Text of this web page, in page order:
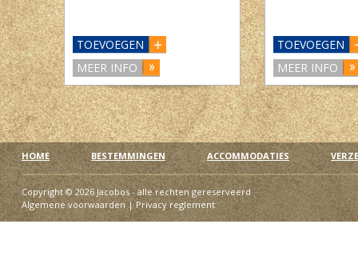
TOEVOEGEN
MEER INFO
TOEVOEGEN
MEER INFO
HOME BESTEMMINGEN ACCOMMODATIES
Copyright © 2026 Jacobos - alle rechten gereserveerd
Algemene voorwaarden|Privacy reglement